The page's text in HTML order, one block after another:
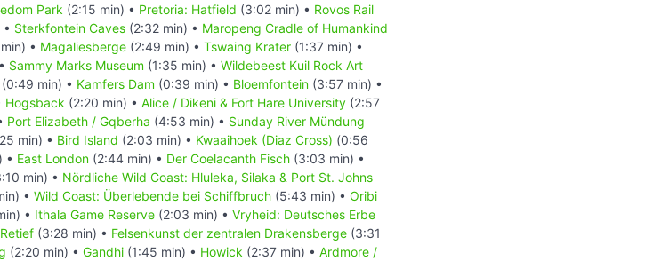
Park (2:15 min) • Pretoria: Hatfield (3:02 min) • Rovos Rail
Sterkfontein Caves (2:32 min) • Maropeng Cradle of Humankind
• Magaliesberge (2:49 min) • Tswaing Krater (1:37 min) •
Sammy Marks Museum (1:35 min) • Wildebeest Kuil Rock Art
(0:49 min) • Kamfers Dam (0:39 min) • Bloemfontein (3:57 min) •
Hogsback (2:20 min) • Alice / Dikeni & Fort Hare University (2:57
Port Elizabeth / Gqberha (4:53 min) • Sunday River Mündung
min) • Bird Island (2:03 min) • Kwaaihoek (Diaz Cross) (0:56
• East London (2:44 min) • Der Coelacanth Fisch (3:03 min) •
min) • Nördliche Wild Coast: Hluleka, Silaka & Port St. Johns
• Wild Coast: Überlebende bei Schiffbruch (5:43 min) • Oribi
• Ithala Game Reserve (2:03 min) • Vryheid: Deutsches Erbe
(3:28 min) • Felsenkunst der zentralen Drakensberge (3:31
(2:20 min) • Gandhi (1:45 min) • Howick (2:37 min) • Ardmore /